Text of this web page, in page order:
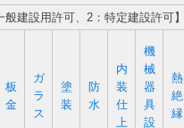
建設用許可、2：特定建設許可】
板
金
ガ
ラ
ス
塗
装
防
水
内
装
仕
上
機
械
器
具
設
熱
絶
縁